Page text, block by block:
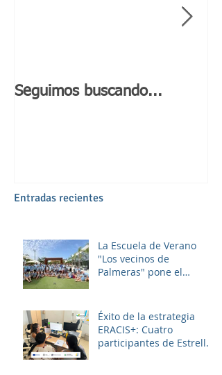
Seguimos buscando...
Entradas recientes
La Escuela de Verano
"Los vecinos de
Palmeras" pone el
convivencia y diversión.
Éxito de la estrategia
ERACIS+: Cuatro
participantes de Estrella